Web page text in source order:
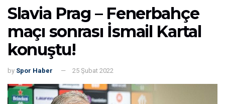
Slavia Prag – Fenerbahçe
maçı sonrası İsmail Kartal
konuştu!
by Spor Haber 25 Şubat 2022